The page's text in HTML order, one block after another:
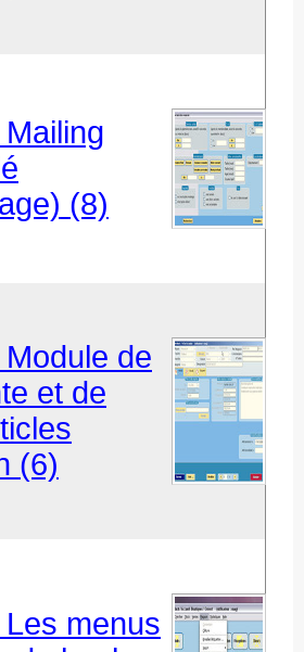
(8)
de
et de
(6)
menus